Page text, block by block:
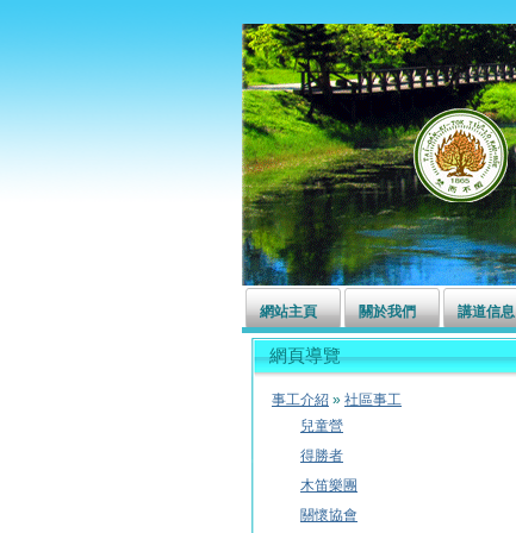
左營長老教會
網站主頁 關於我們 講道信息
網頁導覽
事工介紹 » 社區事工
兒童營
得勝者
木笛樂團
關懷協會